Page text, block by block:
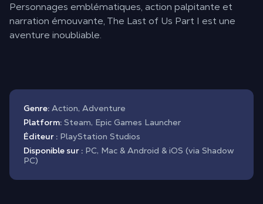
Personnages emblématiques, action palpitante et
narration émouvante, The Last of Us Part I est une
aventure inoubliable.
Genre: Action, Adventure
Platform: Steam, Epic Games Launcher
Éditeur : PlayStation Studios
Disponible sur : PC, Mac & Android & iOS (via Shadow
PC)